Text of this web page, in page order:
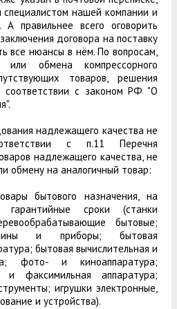
нашей компании и
А правильнее всего оговорить
договора на поставку
все нюансы в нём. По вопросам,
или обмена компрессорного
товаров, решения
соответствии с законом РФ "О
надлежащего качества не
с п.11 Перечня
надлежащего качества, не
обмену на аналогичный товар:
бытового назначения, на
гарантийные сроки (станки
бытовые;
и приборы; бытовая
бытовая вычислительная и
фото- и киноаппаратура;
и факсимильная аппаратура;
игрушки электронные,
и устройства).